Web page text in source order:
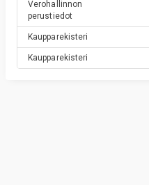
Verohallinnon
perustiedot
Kaupparekisteri
Kaupparekisteri